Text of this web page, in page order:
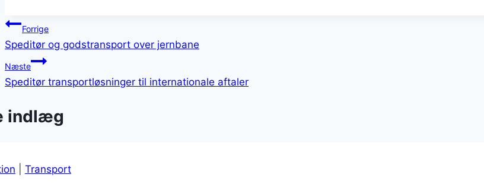
Indlægsnavigation
Forrige
Speditør og godstransport over jernbane
Næste
Speditør transportløsninger til internationale aftaler
indlæg
Transport